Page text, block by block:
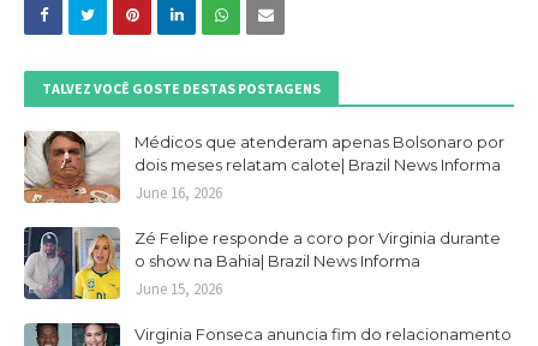
TALVEZ VOCÊ GOSTE DESTAS POSTAGENS
Médicos que atenderam apenas Bolsonaro por
dois meses relatam calote| Brazil News Informa
June 16, 2026
Zé Felipe responde a coro por Virginia durante
o show na Bahia| Brazil News Informa
June 15, 2026
Virginia Fonseca anuncia fim do relacionamento